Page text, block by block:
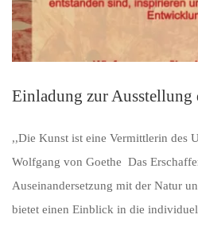
Einladung zur Ausstellung
,,Die Kunst ist eine Vermittlerin des
Wolfgang von Goethe Das
Auseinandersetzung mit der Natur
bietet einen Einblick in die